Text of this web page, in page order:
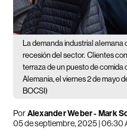
La demanda industrial alemana
recesión del sector. Clientes
terraza de un puesto de
Alemania, el viernes 2 de mayo
BOCSI)
PorAlexander Weber - Mark
05 de septiembre, 2025 | 06:30